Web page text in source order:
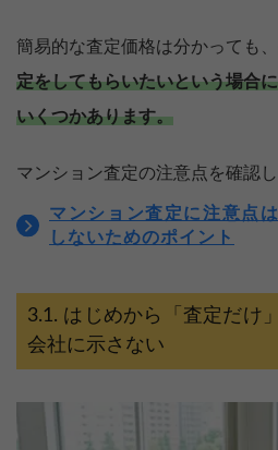
簡易的な査定価格は分かっても、
定をしてもらいたいという場合
いくつかあります。
マンション査定の注意点を確認
マンション査定に注意点
しないためのポイント
はじめから「査定だけ
会社に示さない